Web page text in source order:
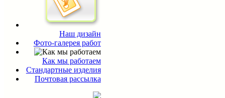
Наш дизайн
Фото-галерея работ
Как мы работаем
Стандартные изделия
Почтовая рассылка